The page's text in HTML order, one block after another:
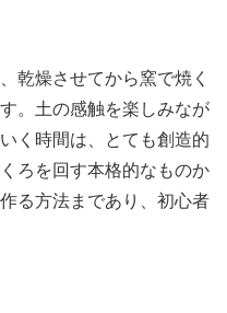
乾燥させてから窯で焼く
。土の感触を楽しみなが
く時間は、とても創造的
ろを回す本格的なものか
る方法まであり、初心者